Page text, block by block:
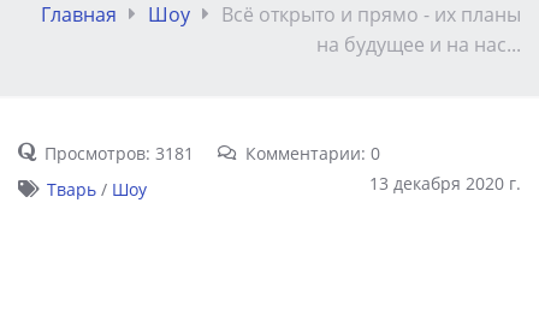
Главная Шоу
Всё открыто и прямо - их планы
на будущее и на нас...
Просмотров: 3181
Комментарии: 0
13 декабря 2020 г.
Тварь/ Шоу